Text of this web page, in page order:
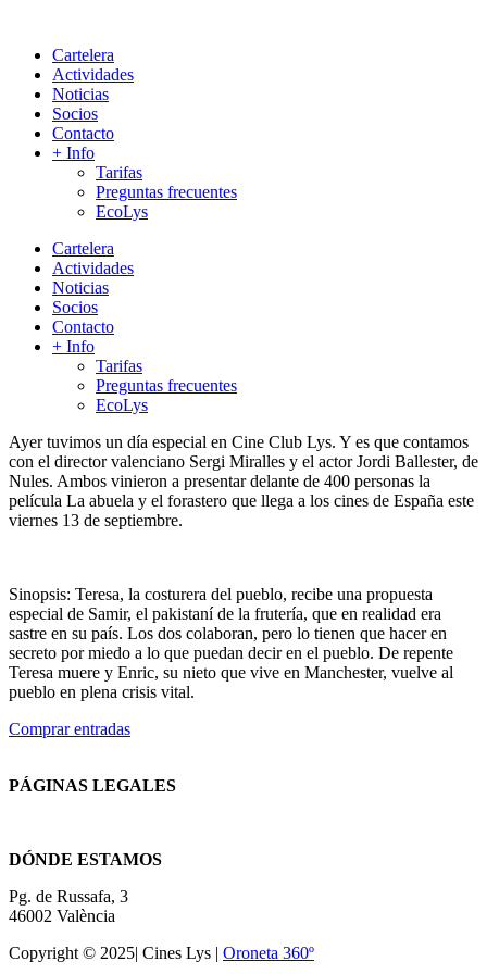
Cartelera
Actividades
Noticias
Socios
Contacto
+ Info
Tarifas
Preguntas frecuentes
EcoLys
Cartelera
Actividades
Noticias
Socios
Contacto
+ Info
Tarifas
Preguntas frecuentes
EcoLys
Ayer tuvimos un día especial en Cine Club Lys. Y es que contamos
con el director valenciano Sergi Miralles y el actor Jordi Ballester, de
Nules. Ambos vinieron a presentar delante de 400 personas la
película La abuela y el forastero que llega a los cines de España este
viernes 13 de septiembre.
Sinopsis: Teresa, la costurera del pueblo, recibe una propuesta
especial de Samir, el pakistaní de la frutería, que en realidad era
sastre en su país. Los dos colaboran, pero lo tienen que hacer en
secreto por miedo a lo que puedan decir en el pueblo. De repente
Teresa muere y Enric, su nieto que vive en Manchester, vuelve al
pueblo en plena crisis vital.
Comprar entradas
PÁGINAS LEGALES
DÓNDE ESTAMOS
Pg. de Russafa, 3
46002 València
Copyright © 2025| Cines Lys | Oroneta 360º